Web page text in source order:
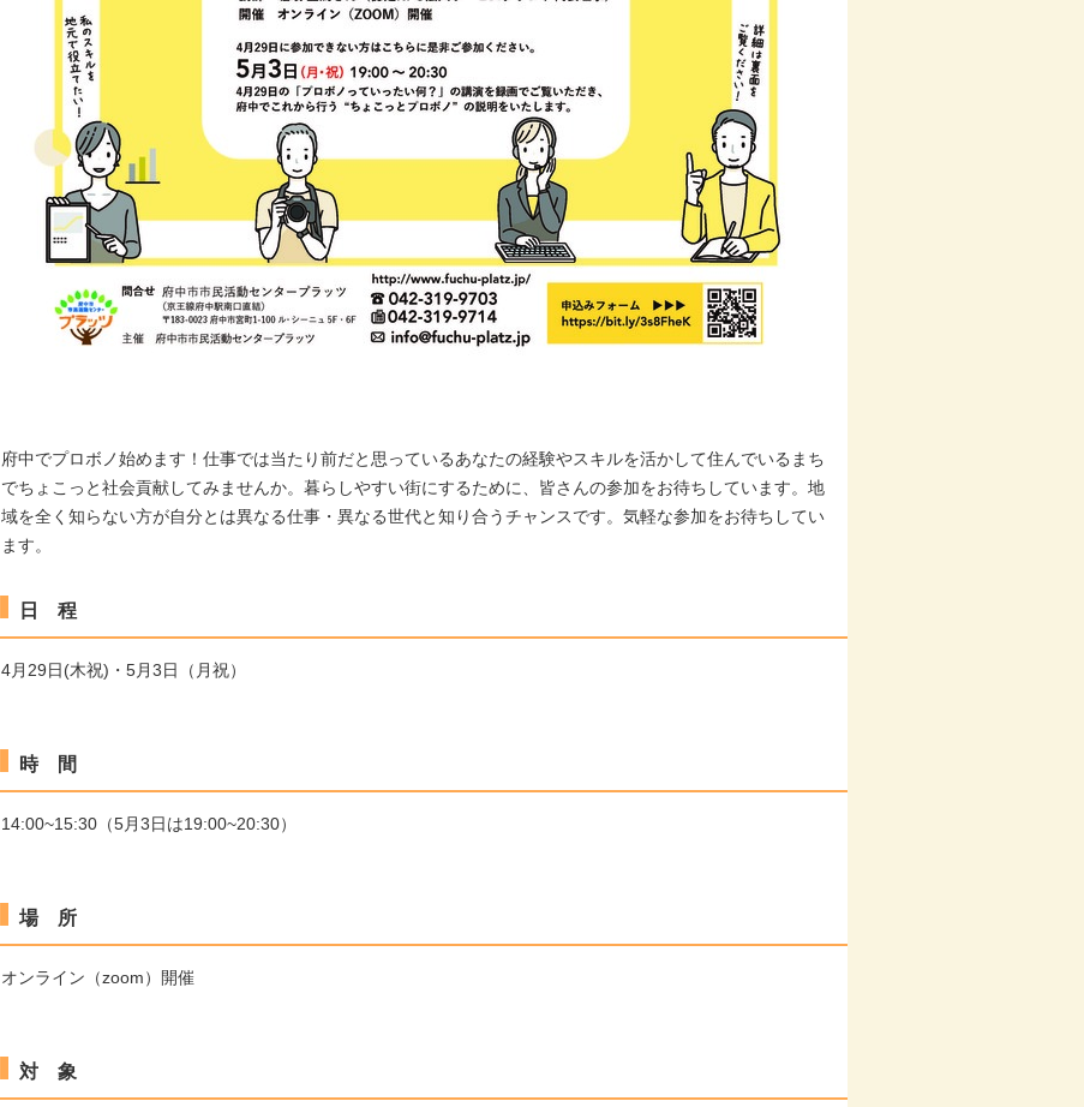
府中でプロボノ始めます！仕事では当たり前だと思っているあなたの経験やスキルを活かして住んでいるまち
でちょこっと社会貢献してみませんか。暮らしやすい街にするために、皆さんの参加をお待ちしています。地
域を全く知らない方が自分とは異なる仕事・異なる世代と知り合うチャンスです。気軽な参加をお待ちしてい
ます。
日 程
4月29日(木祝)・5月3日（月祝）
時 間
14:00~15:30（5月3日は19:00~20:30）
場 所
オンライン（zoom）開催
対 象